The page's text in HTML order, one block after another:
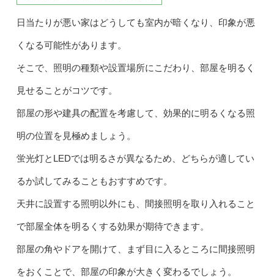
日当たりが悪い家はどうしても室内が暗くなり、印象が悪
くなる可能性があります。
そこで、照明の種類や設置場所にこだわり、部屋を明るく
見せることがコツです。
部屋の形や建具の配置を考慮して、効果的に明るくなる照
明の位置を見極めましょう。
蛍光灯とLEDでは明るさが異なるため、どちらが適してい
るか試してみることもおすすめです。
天井に設置する照明以外にも、間接照明を取り入れること
で部屋全体を明るくする効果が期待できます。
部屋の角やドアを開けて、まず目に入るところに間接照明
をおくことで、部屋の印象が大きく変わるでしょう。